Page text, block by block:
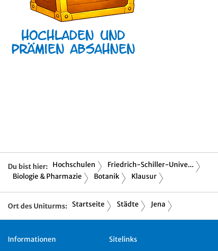
Du bist hier: Hochschulen
Friedrich-Schiller-Unive...
Biologie & Pharmazie
Botanik Klausur
Ort des Uniturms: Startseite Städte Jena
Informationen
Sitelinks